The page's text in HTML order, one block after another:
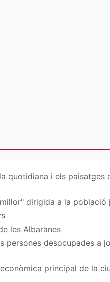
quotidiana i els paisatges
dirigida a la població
les Albaranes
persones desocupades a
principal de la